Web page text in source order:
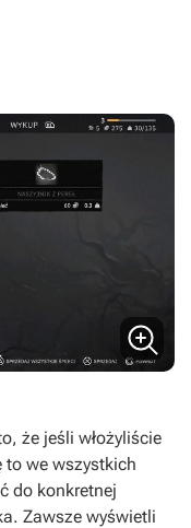
że jeśli włożyliście
we wszystkich
do konkretnej
Zawsze wyświetli